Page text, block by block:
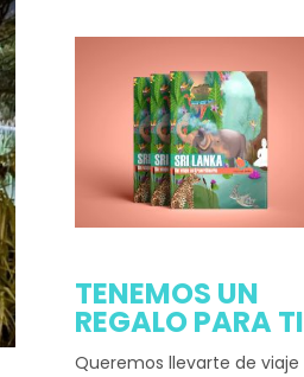
TENEMOS UN
REGALO PARA TI
Queremos llevarte de viaje